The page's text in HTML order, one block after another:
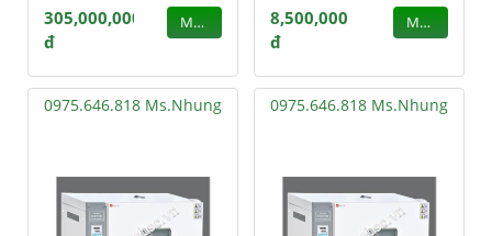
305,000,000
đ
MUA
8,500,000
đ
MUA
0975.646.818 Ms.Nhung 0975.646.818 Ms.Nhung